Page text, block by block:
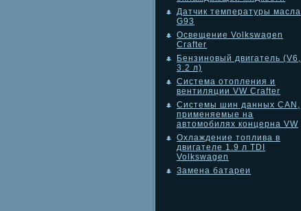
Датчик температуры масла
G93
Освещение Volkswagen
Crafter
Бензиновый двигатель (V6,
3.2 л)
Система отопления и
вентиляции VW Crafter
Системы шин данных CAN,
применяемые на
автомобилях концерна VW
Охлаждение топлива в
двигателе 1.9 л TDI
Volkswagen
Замена батареи